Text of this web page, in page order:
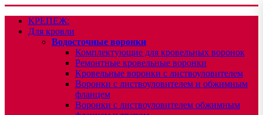
КРЕПЕЖ:
Для кровли
Водосточные воронки
Комплектующие для кровельных воронок
Ремонтные кровельные воронки
Кровельные воронки с листвоуловителем
Воронки с листвоуловителем и обжимным
фланцем
Воронки с листвоуловителем обжимным